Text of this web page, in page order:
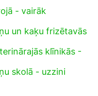
- vairāk
un kaķu frizētavās
klīnikās -
skolā - uzzini